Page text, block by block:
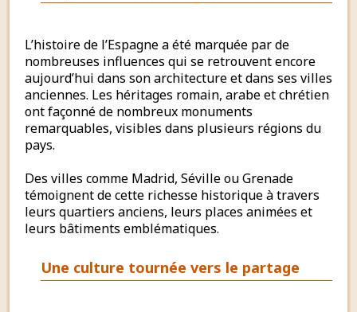
L’histoire de l’Espagne a été marquée par de
nombreuses influences qui se retrouvent encore
aujourd’hui dans son architecture et dans ses villes
anciennes. Les héritages romain, arabe et chrétien
ont façonné de nombreux monuments
remarquables, visibles dans plusieurs régions du
pays.
Des villes comme Madrid, Séville ou Grenade
témoignent de cette richesse historique à travers
leurs quartiers anciens, leurs places animées et
leurs bâtiments emblématiques.
Une culture tournée vers le partage